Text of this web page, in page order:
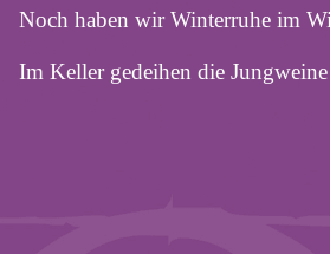
Noch haben wir Winterruhe im
Im Keller gedeihen die